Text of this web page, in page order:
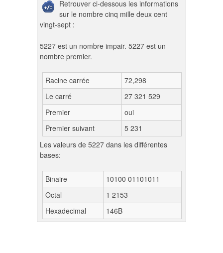
Retrouver ci-dessous les informations
sur le nombre cinq mille deux cent
vingt-sept :
5227 est un nombre impair. 5227 est un
nombre premier.
Racine carrée
72,298
Le carré
27 321 529
Premier
oui
Premier suivant
5 231
Les valeurs de 5227 dans les différentes
bases:
Binaire
10100 01101011
Octal
1 2153
Hexadecimal
146B